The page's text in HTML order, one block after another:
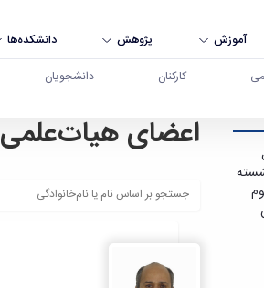
آموزش پژوهش دانشکده‌ها
کارکنان دانشجویان
بوعلی سینا همدان
اعضای هیات‌علمی